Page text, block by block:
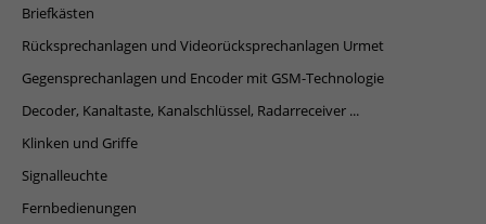
Briefkästen
Rücksprechanlagen und Videorücksprechanlagen Urmet
Gegensprechanlagen und Encoder mit GSM-Technologie
Decoder, Kanaltaste, Kanalschlüssel, Radarreceiver ...
Klinken und Griffe
Signalleuchte
Fernbedienungen